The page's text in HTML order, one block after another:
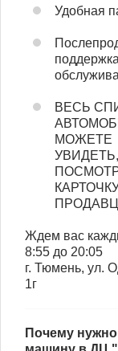
Удобная
ВЕСЬ
МОЖЕТЕ
УВИДЕТЬ,
Ждем вас
8:55 до 20:05
г. Тюмень, ул.
1г
Почему